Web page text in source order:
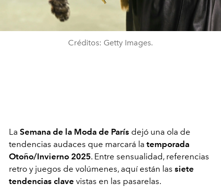
Créditos: Getty Images.
La Semana de la Moda de París dejó una ola de
tendencias audaces que marcará la temporada
Otoño/Invierno 2025. Entre sensualidad, referencias
retro y juegos de volúmenes, aquí están las siete
tendencias clave vistas en las pasarelas.